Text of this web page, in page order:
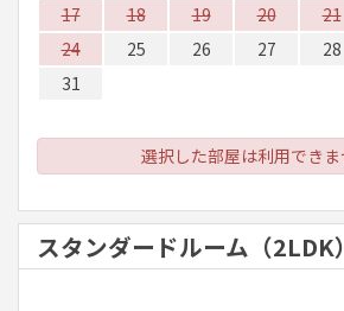
17
18 19 20 21
24
25 26 27 28
31
選択した部屋は利用できま
スタンダードルーム（2LDK）